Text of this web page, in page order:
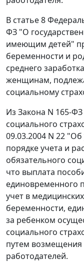
В статье 8
ФЗ "О
имеющим детей"
беременности и
среднего
женщинам,
социальному
Из Закона N 165-ФЗ
социального
09.03.2004 N 22
порядке учета и
обязательного
что выплата
единовременного
учет в
беременности,
за ребенком
социального
путем возмещения
работодателей.